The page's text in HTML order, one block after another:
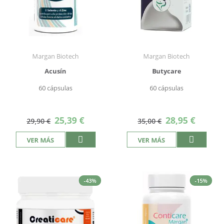
Margan Biotech
Acusín
60 cápsulas
29,90 € Precio
especial
25,39 €
VER MÁS
Margan Biotech
Butycare
60 cápsulas
35,00 € Precio
especial
28,95 €
VER MÁS
-43% -15%